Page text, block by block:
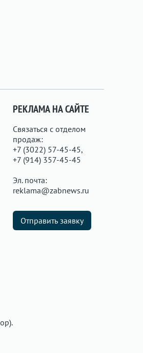
РЕКЛАМА НА САЙТЕ
Связаться с отделом
продаж:
+7 (3022) 57-45-45,
+7 (914) 357-45-45
Эл. почта:
reklama@zabnews.ru
Отправить заявку